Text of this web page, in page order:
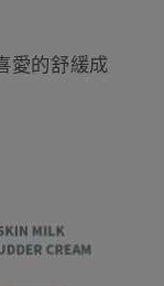
愛的舒緩成